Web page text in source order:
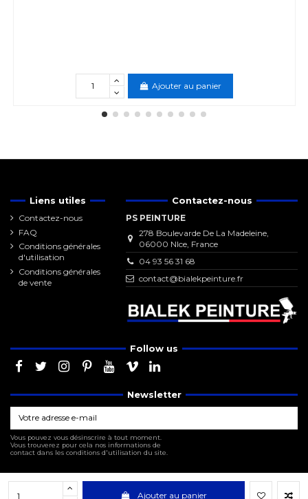
Ajouter au panier
Ajouter au panier
Liens utiles
Contactez-nous
FAQ
Conditions générales
d'utilisation
Conditions générales
de vente
Contactez-nous
PS PEINTURE
278 Boulevarde De La Madeleine,
06000 NIce, France
04 93 56 31 68
contact@bialekpeinture.fr
Follow us
Newsletter
Vous pouvez vous désinscrire à tout moment.
Vous trouverez pour cela nos informations de
contact dans les conditions d'utilisation du site.